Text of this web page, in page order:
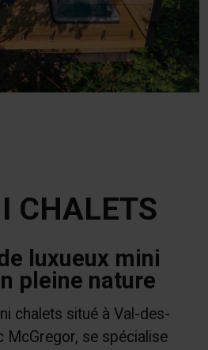
CHALETS
luxueux mini
pleine nature
chalets situé à Val-des-
McGregor, se spécialise